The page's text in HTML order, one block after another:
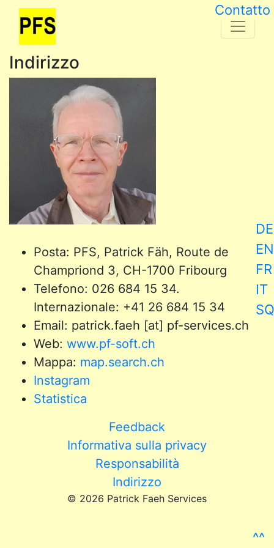
Contatto
^^
DE
EN
FR
IT
SQ
Indirizzo
Posta: PFS, Patrick Fäh, Route de
Champriond 3, CH-1700 Fribourg
Telefono: 026 684 15 34.
Internazionale: +41 26 684 15 34
Email: patrick.faeh [at] pf-services.ch
Web: www.pf-soft.ch
Mappa: map.search.ch
Instagram
Statistica
Feedback
Informativa sulla privacy
Responsabilità
Indirizzo
© 2026 Patrick Faeh Services